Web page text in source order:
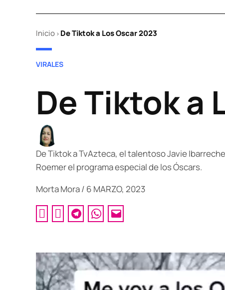
Inicio > De Tiktok a Los Oscar 2023
POSTED
VIRALES
De Tiktok a
De Tiktok a TvAzteca, el talentoso Javie
Roemer el programa especial de los Óscars.
Morta Mora/ 6 MARZO, 2023